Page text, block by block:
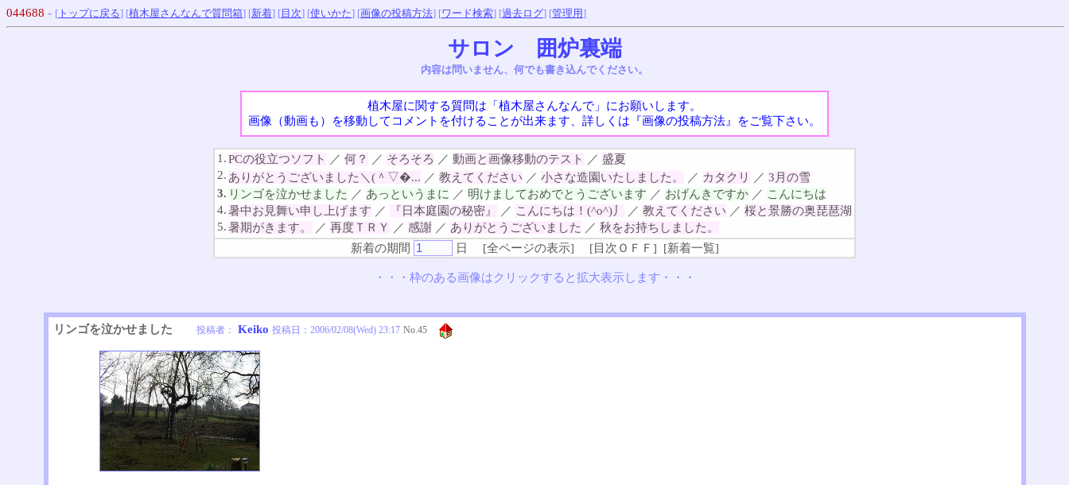
044688 - [ トップに戻る] [植木屋さんなんで質問箱] [新着] [目次] [使いかた] [画像の投稿方法] [ワード検索] [過去ログ] [管理用]
サロン 囲炉裏端
内容は問いません、何でも書き込んでください。
植木屋に関する質問は「植木屋さんなんで」にお願いします。
画像（動画も）を移動してコメントを付けることが出来ます、詳しくは『画像の投稿方法』をご覧下さい。
1.PCの役立つソフト ／ 何？ ／ そろそろ ／ 動画と画像移動のテスト ／ 盛夏
2. ありがとうございました＼(＾▽�... ／ 教えてください ／ 小さな造園いたしました。 ／ カタクリ ／ 3月の雪
3. リンゴを泣かせました ／ あっというまに ／ 明けましておめでとうございます ／ おげんきですか ／ こんにちは
4.暑中お見舞い申し上げます ／ 『日本庭園の秘密』 ／ こんにちは！(^o^)丿 ／ 教えてください ／ 桜と景勝の奥琵琶湖
5.暑期がきます。 ／ 再度ＴＲＹ ／ 感謝 ／ ありがとうございました ／ 秋をお持ちしました。
新着の期間
日 [全ページの表示] [目次ＯＦＦ ] [新着一覧]
・・・枠のある画像はクリックすると拡大表示します・・・
リンゴを泣かせました 投稿者： Keiko 投稿日： 2006/02/08(Wed) 23:17 No.45